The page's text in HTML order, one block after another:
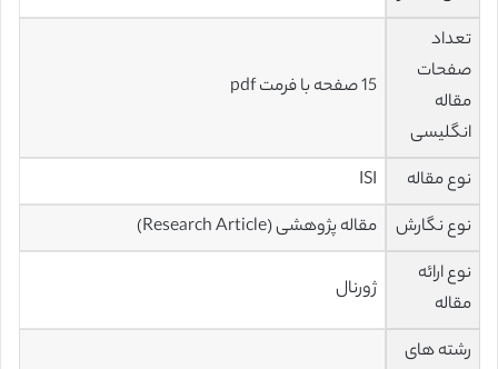
تعداد
صفحات
مقاله
انگلیسی
15 صفحه با فرمت pdf
نوع مقاله
ISI
نوع نگارش
مقاله پژوهشی (Research Article)
نوع ارائه
مقاله
ژورنال
رشته های